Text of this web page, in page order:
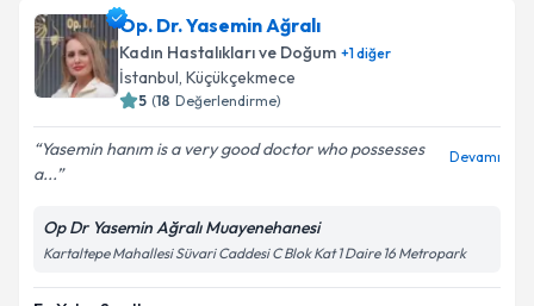
Op. Dr. Yasemin Ağralı
Kadın Hastalıkları ve Doğum +1diğer
İstanbul, Küçükçekmece
5 (18 Değerlendirme)
Yasemin hanım is a very good doctor who possesses
a...
Devamı
Op Dr Yasemin Ağralı Muayenehanesi
Kartaltepe Mahallesi Süvari Caddesi C Blok Kat 1 Daire 16 Metropark